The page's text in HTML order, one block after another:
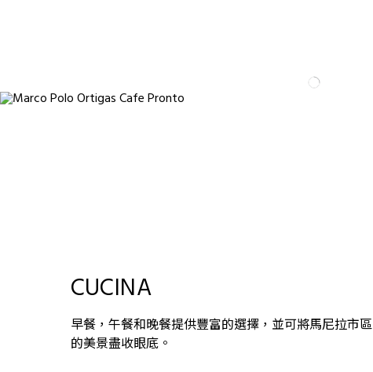
CUCINA
早餐，午餐和晚餐提供豐富的選擇，並可將馬尼拉市區
的美景盡收眼底。